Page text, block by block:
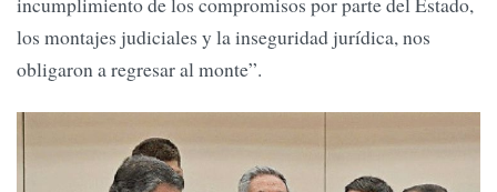
los montajes judiciales y la inseguridad jurídica, nos
obligaron a regresar al monte”.